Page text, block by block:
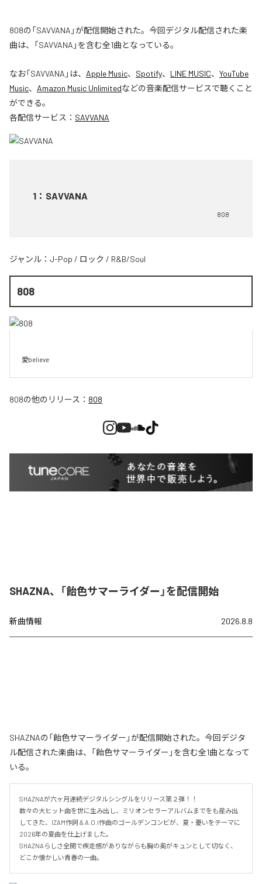
808の「SAVVANA」が配信開始された。今回デジタル配信された楽
曲は、「SAVVANA」を含む全1曲となっている。
なお「SAVVANA 」は、 Apple Music、 Spotify、 LINE MUSIC、 YouTube
Music、 Amazon Music Unlimitedなどの音楽配信サービスで聴くこと
ができる。
各配信サービス： SAVVANA
1 ： SAVVANA
808
ジャンル： J-Pop / ロック / R&B/Soul
808
愛believe
808の他のリリース： 808
SHAZNA、「飴色サマーライダー」を配信開始
新曲情報 2026.8.8
SHAZNAの「飴色サマーライダー」が配信開始された。今回デジタ
ル配信された楽曲は、「飴色サマーライダー」を含む全1曲となって
いる。
SHAZNAが六ヶ月連続デジタルシングルをリリース第２弾！！
数々の大ヒット曲を世に生み出し、ミリオンセラーアルバムまでをも産み出
してきた、IZAM作詞 & A.O.I作曲のゴールデンコンビが、夏・憂いをテーマに
2026年の夏曲を仕上げました。
SHAZNAらしさ全開で疾走感がありながらも胸の奥がキュンとして切なく、
どこか懐かしい青春の一曲。